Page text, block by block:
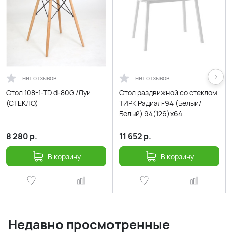
нет отзывов
Стол 108-1-TD d-80G /Луи
(СТЕКЛО)
8 280 р.
В корзину
нет отзывов
Cтол раздвижной со стеклом
ТИРК Радиал-94 (Белый/
Белый) 94(126)х64
11 652 р.
В корзину
Недавно просмотренные